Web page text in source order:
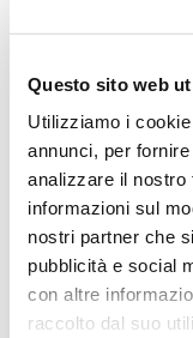
Questo sito web
Utilizziamo i
annunci, per
analizzare il nostro
informazioni sul
nostri partner che
pubblicità e social
con altre
raccolto dal suo
Se sei a
Palazzo